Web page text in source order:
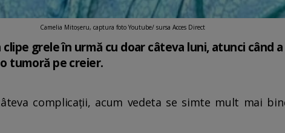
Camelia Mitoșeru, captura foto Youtube/ sursa Acces Direct
grele în urmă cu doar câteva luni, atunci când
tumoră pe creier.
complicații, acum vedeta se simte mult mai